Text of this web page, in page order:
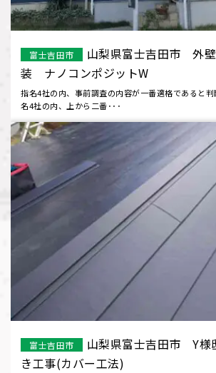
富士吉田市
山梨県富士吉田市 外
装 ナノコンポジットW
指名4社の内、事前調査の内容が一番適格であると
名4社の内、上から二番･･･
富士吉田市
山梨県富士吉田市 Y
き工事(カバー工法)